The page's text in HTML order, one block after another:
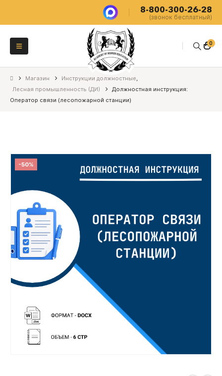
8-800-300-26-28
(звонок бесплатный)
0
Магазин Инструкции должностные,
Лесная промышленность (ДИ)
Должностная инструкция:
Оператор связи (лесопожарной станции)
-50%